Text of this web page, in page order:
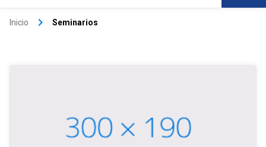
Inicio keyboard_arrow_right Seminarios